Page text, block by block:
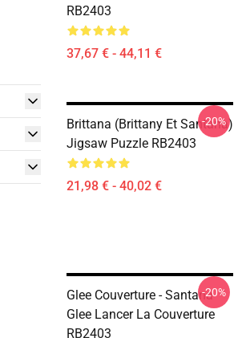
RB2403
37,67 € - 44,11 €
Brittana (Brittany Et Santana)
Jigsaw Puzzle RB2403
21,98 € - 40,02 €
-20%
Glee Couverture - Santana
Glee Lancer La Couverture
RB2403
-20%